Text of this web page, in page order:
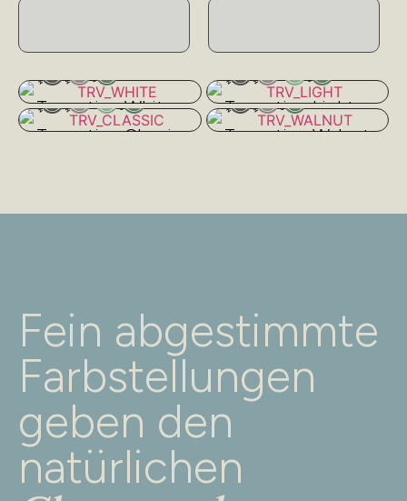
Travertino White
Travertino Light
Travertino Classic
Travertino Walnut
Fein abgestimmte
Farbstellungen
geben den
natürlichen